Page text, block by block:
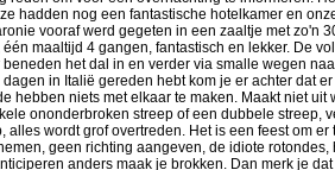
hadden nog een fantastische hotelkamer en
vooraf werd gegeten in een zaaltje met zo'n
maaltijd 4 gangen, fantastisch en lekker. De
het dal in en verder via smalle wegen
in Italië gereden hebt kom je er achter dat
hebben niets met elkaar te maken. Maakt niet uit
ononderbroken streep of een dubbele streep,
alles wordt grof overtreden. Het is een feest om er
geen richting aangeven, de idiote
anders maak je brokken. Dan merk je